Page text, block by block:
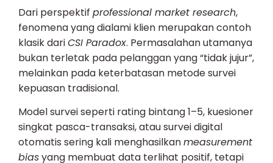
Dari perspektif professional market research,
fenomena yang dialami klien merupakan contoh
klasik dariCSI Paradox. Permasalahan utamanya
bukan terletak pada pelanggan yang “tidak jujur”,
melainkan pada keterbatasan metode survei
kepuasan tradisional.
Model survei seperti rating bintang 1–5, kuesioner
singkat pasca-transaksi, atau survei digital
otomatis sering kali menghasilkanmeasurement
biasyang membuat data terlihat positif, tetapi